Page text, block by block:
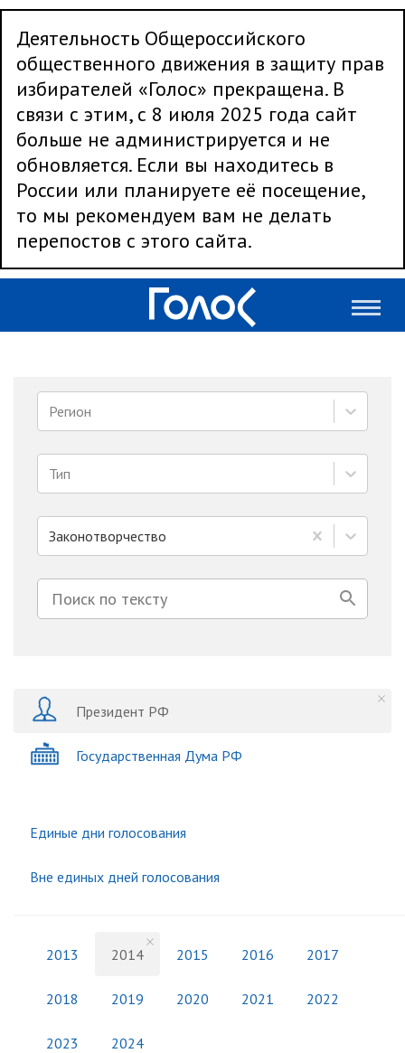
Деятельность Общероссийского
общественного движения в защиту прав
избирателей «Голос» прекращена. В
связи с этим, с 8 июля 2025 года сайт
больше не администрируется и не
обновляется. Если вы находитесь в
России или планируете её посещение,
то мы рекомендуем вам не делать
перепостов с этого сайта.
Регион
Тип
Законотворчество
Президент РФ
Государственная Дума РФ
Единые дни голосования
Вне единых дней голосования
2013 2014 2015 2016 2017
2018 2019 2020 2021 2022
2023 2024